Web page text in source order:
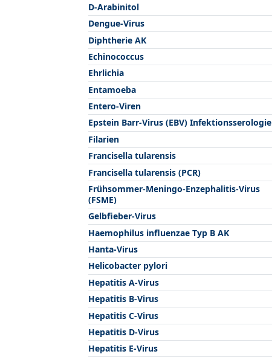
D-Arabinitol
Dengue-Virus
Diphtherie AK
Echinococcus
Ehrlichia
Entamoeba
Entero-Viren
Epstein Barr-Virus (EBV) Infektionsserologie
Filarien
Francisella tularensis
Francisella tularensis (PCR)
Frühsommer-Meningo-Enzephalitis-Virus
(FSME)
Gelbfieber-Virus
Haemophilus influenzae Typ B AK
Hanta-Virus
Helicobacter pylori
Hepatitis A-Virus
Hepatitis B-Virus
Hepatitis C-Virus
Hepatitis D-Virus
Hepatitis E-Virus